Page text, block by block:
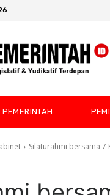
PEMERINTAH
Silaturahmi bersama 7